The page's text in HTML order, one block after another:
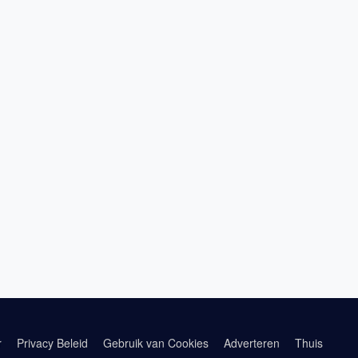
Privacy Beleid Gebruik van Cookies Adverteren Thuis